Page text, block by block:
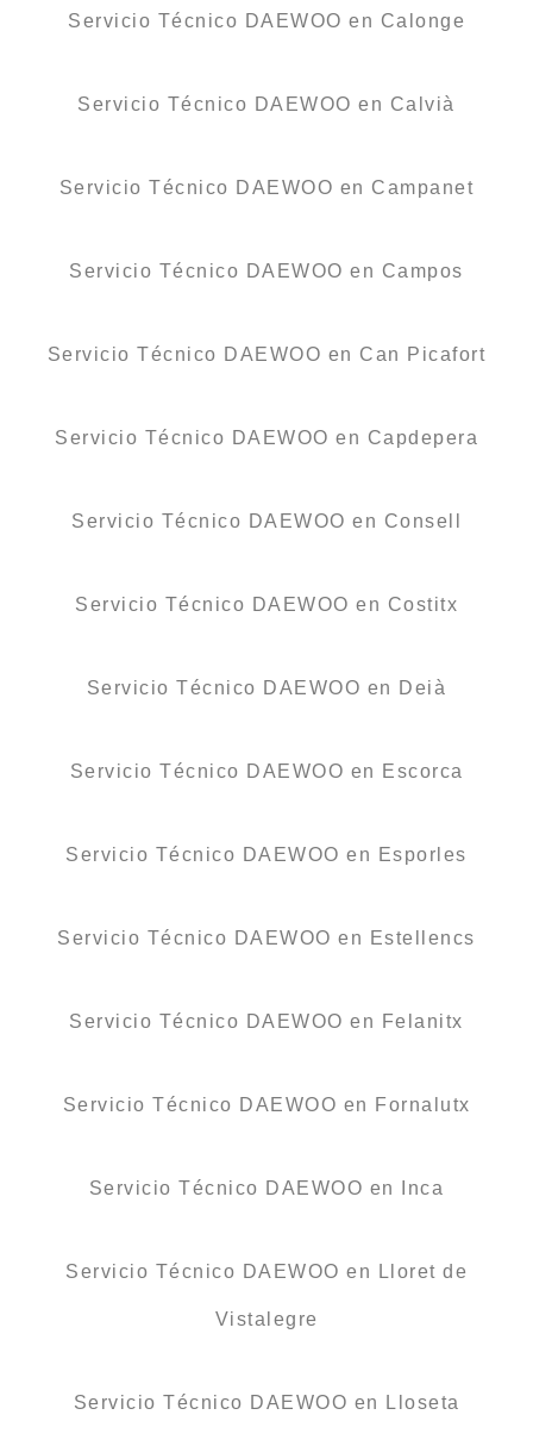
Servicio Técnico DAEWOO en Calonge
Servicio Técnico DAEWOO en Calvià
Servicio Técnico DAEWOO en Campanet
Servicio Técnico DAEWOO en Campos
Servicio Técnico DAEWOO en Can Picafort
Servicio Técnico DAEWOO en Capdepera
Servicio Técnico DAEWOO en Consell
Servicio Técnico DAEWOO en Costitx
Servicio Técnico DAEWOO en Deià
Servicio Técnico DAEWOO en Escorca
Servicio Técnico DAEWOO en Esporles
Servicio Técnico DAEWOO en Estellencs
Servicio Técnico DAEWOO en Felanitx
Servicio Técnico DAEWOO en Fornalutx
Servicio Técnico DAEWOO en Inca
Servicio Técnico DAEWOO en Lloret de
Vistalegre
Servicio Técnico DAEWOO en Lloseta